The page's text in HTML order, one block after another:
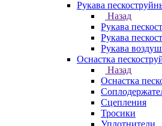
Рукава
Назад
Рукава
Рукава
Рукава
Оснастка
Назад
Оснастка
Сцепления
Тросики
Уплотнители